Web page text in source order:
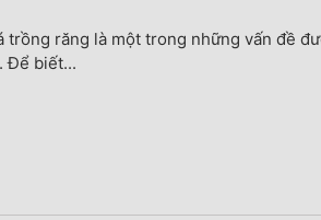
trồng răng là một trong những vấn đề
Để biết...